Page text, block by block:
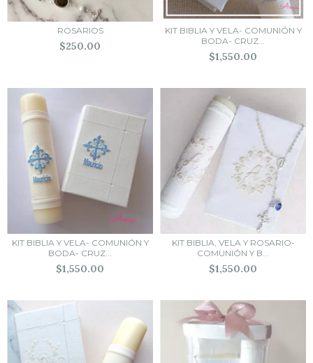
ROSARIOS
$250.00
KIT BIBLIA Y VELA- COMUNIÓN Y
BODA- CRUZ...
$1,550.00
KIT BIBLIA Y VELA- COMUNIÓN Y
BODA- CRUZ...
$1,550.00
KIT BIBLIA, VELA Y ROSARIO-
COMUNIÓN Y B...
$1,550.00